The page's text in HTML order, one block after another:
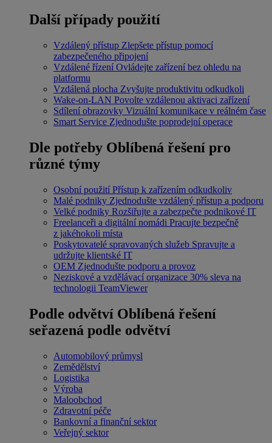
Další případy použití
Vzdálený přístup Zlepšete přístup pomocí
zabezpečeného připojení
Vzdálené řízení Ovládejte zařízení bez ohledu na
platformu
Vzdálená plocha Zvyšujte produktivitu odkudkoli
Wake-on-LAN Povolte vzdálenou aktivaci zařízení
Sdílení obrazovky Vizuální komunikace v reálném čase
Smart Service Zjednodušte poprodejní operace
Dle potřeby Oblíbená řešení pro
různé týmy
Osobní použití Přístup k zařízením odkudkoliv
Malé podniky Zjednodušte vzdálený přístup a podporu
Velké podniky Rozšiřujte a zabezpečte podnikové IT
Freelanceři a digitální nomádi Pracujte bezpečně
z jakéhokoli místa
Poskytovatelé spravovaných služeb Spravujte a
udržujte klientské IT
OEM Zjednodušte podporu a provoz
Neziskové a vzdělávací organizace 30% sleva na
technologii TeamViewer
Podle odvětví Oblíbená řešení
seřazená podle odvětví
Automobilový průmysl
Zemědělství
Logistika
Výroba
Maloobchod
Zdravotní péče
Bankovní a finanční sektor
Veřejný sektor